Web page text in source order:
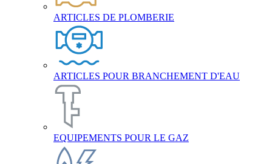
ARTICLES DE PLOMBERIE
ARTICLES POUR BRANCHEMENT D'EAU
EQUIPEMENTS POUR LE GAZ